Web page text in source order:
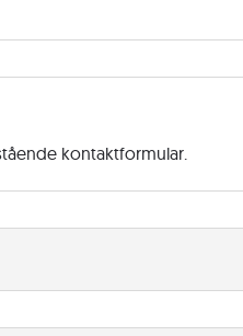
kontaktformular.